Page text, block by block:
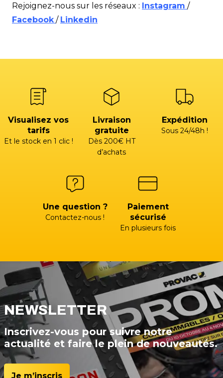
Rejoignez-nous sur les réseaux : Instagram /
Facebook / Linkedin
Visualisez vos
tarifs
Et le stock en 1 clic !
Livraison
gratuite
Dès 200€ HT
d’achats
Expédition
Sous 24/48h !
Une question ?
Contactez-nous !
Paiement
sécurisé
En plusieurs fois
NEWSLETTER
Inscrivez-vous pour suivre notre
actualité et faire le plein de nouveautés.
Je m’inscris